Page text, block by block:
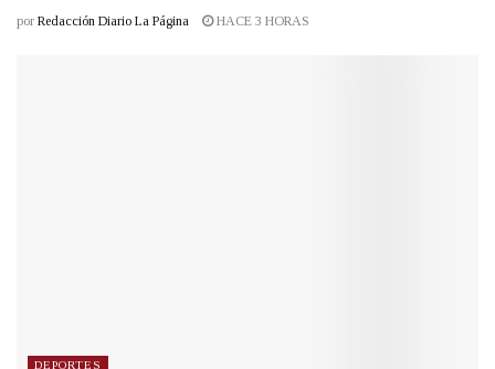
por Redacción Diario La Página HACE 3 HORAS
DEPORTES